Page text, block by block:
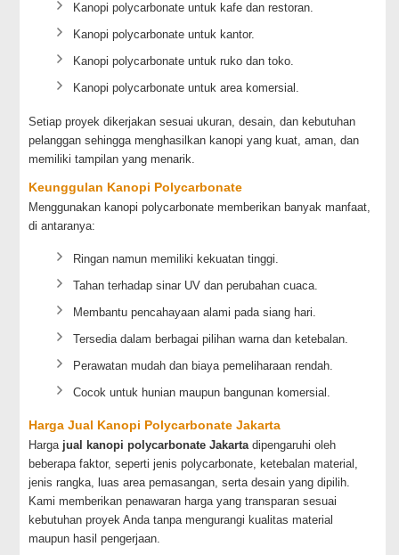
Kanopi polycarbonate untuk kafe dan restoran.
Kanopi polycarbonate untuk kantor.
Kanopi polycarbonate untuk ruko dan toko.
Kanopi polycarbonate untuk area komersial.
Setiap proyek dikerjakan sesuai ukuran, desain, dan kebutuhan
pelanggan sehingga menghasilkan kanopi yang kuat, aman, dan
memiliki tampilan yang menarik.
Keunggulan Kanopi Polycarbonate
Menggunakan kanopi polycarbonate memberikan banyak manfaat,
di antaranya:
Ringan namun memiliki kekuatan tinggi.
Tahan terhadap sinar UV dan perubahan cuaca.
Membantu pencahayaan alami pada siang hari.
Tersedia dalam berbagai pilihan warna dan ketebalan.
Perawatan mudah dan biaya pemeliharaan rendah.
Cocok untuk hunian maupun bangunan komersial.
Harga Jual Kanopi Polycarbonate Jakarta
Harga jual kanopi polycarbonate Jakartadipengaruhi oleh
beberapa faktor, seperti jenis polycarbonate, ketebalan material,
jenis rangka, luas area pemasangan, serta desain yang dipilih.
Kami memberikan penawaran harga yang transparan sesuai
kebutuhan proyek Anda tanpa mengurangi kualitas material
maupun hasil pengerjaan.